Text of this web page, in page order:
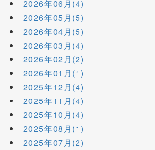
2026年06月(4)
2026年05月(5)
2026年04月(5)
2026年03月(4)
2026年02月(2)
2026年01月(1)
2025年12月(4)
2025年11月(4)
2025年10月(4)
2025年08月(1)
2025年07月(2)